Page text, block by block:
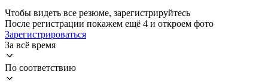
Чтобы видеть все резюме, зарегистрируйтесь
После регистрации покажем ещё 4 и откроем фото
Зарегистрироваться
За всё время
По соответствию